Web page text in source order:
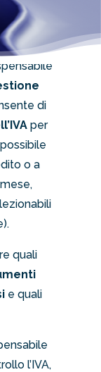
di
per
o a
quali
e quali
l’IVA,